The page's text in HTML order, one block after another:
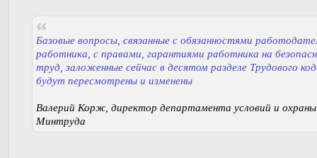
Базовые вопросы, связанные с обязанностями
работника, с правами, гарантиями работника на
труд, заложенные сейчас в десятом разделе Трудового
будут пересмотрены и изменены
Валерий Корж, директор департамента условий и
Минтруда